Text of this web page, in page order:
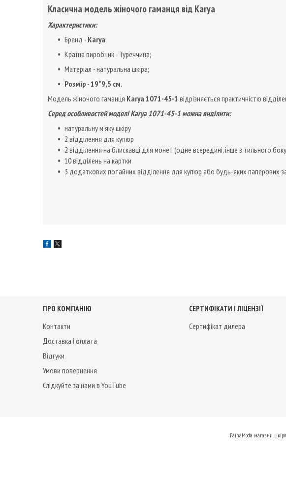
Класична модель жіночого гаманця від Karya
Характеристики:
Бренд - Karya;
Країна виробник - Туреччина;
Матеріал - натуральна шкіра;
Розмір - 19*9,5 см.
Модель жіночого гаманця Karya 1071-45-1 відрізняється практичністю
Серед особливостей моделі Karya 1071-45-1 можна виділити:
натуральну м'яку шкіру
2 відділення для купюр
2 відділення на блискавці для монет (одне всередині, інше з тильного
10 відділень на картки
3 додаткових потайних відділення для купюр або будь-яких паперових
ПРО КОМПАНІЮ
Контакти
Доставка і оплата
Відгуки
Умови повернення
Слідкуйте за нами в YouTube
СЕРТИФІКАТИ І ЛІЦЕНЗІЇ
Сертифікат дилера